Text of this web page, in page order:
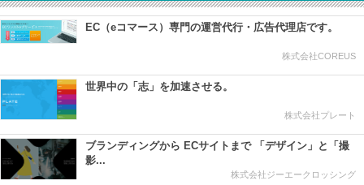
EC（eコマース）専門の運営代行・広告代理店です。
株式会社COREUS
世界中の「志」を加速させる。
株式会社プレート
ブランディングから ECサイトまで 「デザイン」と「撮
影...
株式会社ジーエークロッシング